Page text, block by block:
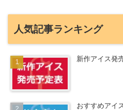
人気記事ランキング
新作アイス発
おすすめアイ